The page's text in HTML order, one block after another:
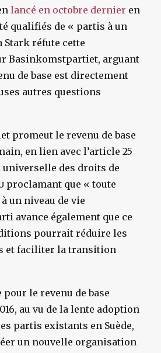
lancé en octobre dernier en
qualifiés de « partis à un
Stark réfute cette
Basinkomstpartiet, arguant
de base est directement
autres questions
promeut le revenu de base
en lien avec l’article 25
universelle des droits de
proclamant que « toute
un niveau de vie
avance également que ce
pourrait réduire les
et faciliter la transition
le revenu de base
au vu de la lente adoption
partis existants en Suède,
un nouvelle organisation